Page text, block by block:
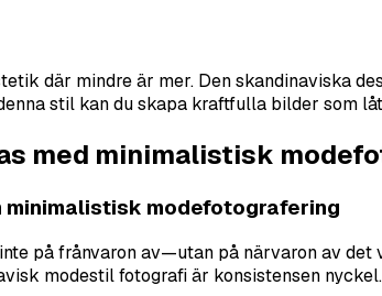
där mindre är mer. Den skandinaviska
stil kan du skapa kraftfulla bilder som
med minimalistisk
minimalistisk modefotografering
på frånvaron av—utan på närvaron av
modestil fotografi är konsistensen